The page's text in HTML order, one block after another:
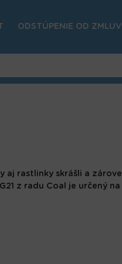
ODSTÚPENIE OD
aj rastlinky skrášli a
z radu Coal je určený